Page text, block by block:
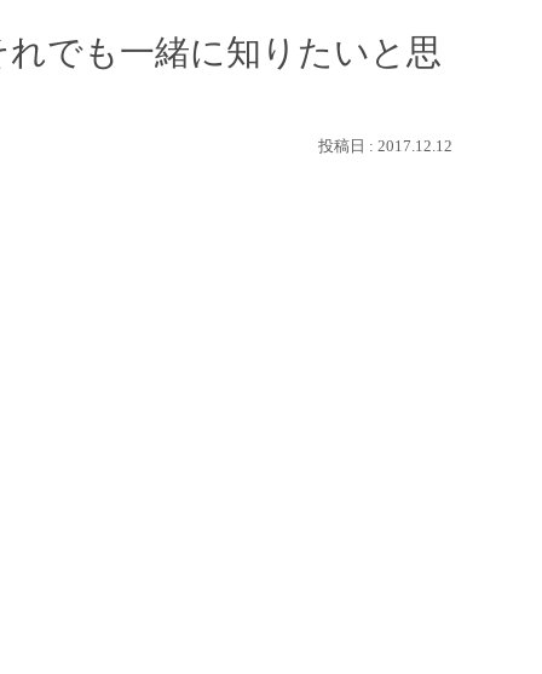
でも一緒に知りたいと思
2017.12.12